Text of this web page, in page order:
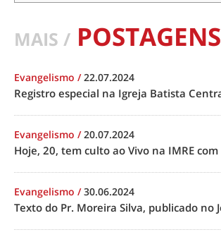
MAIS / POSTAGENS
Evangelismo /22.07.2024
Registro especial na Igreja Batista
Evangelismo /20.07.2024
Hoje, 20, tem culto ao Vivo na IMRE com
Evangelismo /30.06.2024
Texto do Pr. Moreira Silva, publicado no